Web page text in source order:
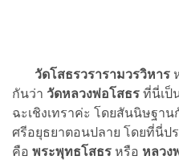
วัดโสธรวรารามวรวิหาร
กันว่า วัดหลวงพ่อโสธร ที่นี่เป็
ฉะเชิงเทราค่ะ โดยสันนิษฐา
ศรีอยุธยาตอนปลาย โดยที่นี่
คือ พระพุทธโสธร หรือ หลวง